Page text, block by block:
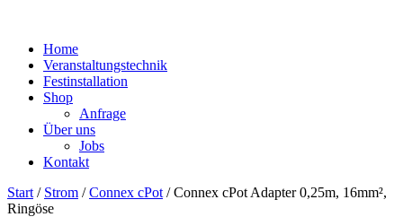
Home
Veranstaltungstechnik
Festinstallation
Shop
Anfrage
Über uns
Jobs
Kontakt
Start / Strom /Connex cPot / Connex cPot Adapter 0,25m, 16mm²,
Ringöse